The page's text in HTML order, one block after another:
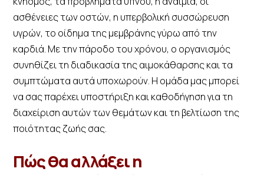
ασθένειες των οστών, η υπερβολική συσσώρευση
υγρών, το οίδημα της μεμβράνης γύρω από την
καρδιά. Με την πάροδο του χρόνου, ο οργανισμός
συνηθίζει τη διαδικασία της αιμοκάθαρσης και τα
συμπτώματα αυτά υποχωρούν. Η ομάδα μας μπορεί
να σας παρέχει υποστήριξη και καθοδήγηση για τη
διαχείριση αυτών των θεμάτων και τη βελτίωση της
ποιότητας ζωής σας.
Πώς θα αλλάξει η